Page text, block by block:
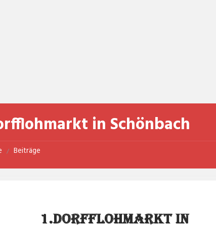
in Schönbach
/ Beiträge